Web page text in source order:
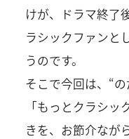
けが、ドラマ終了
ラシックファンと
うのです。
そこで今回は、“の
「もっとクラシ
きを、お節介なが